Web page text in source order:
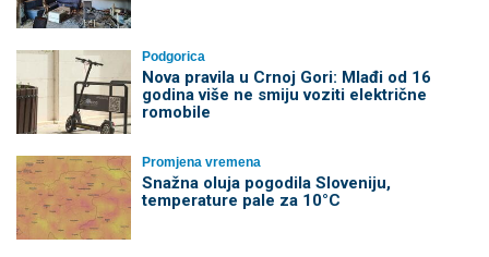
Podgorica
Nova pravila u Crnoj Gori: Mlađi od 16
godina više ne smiju voziti električne
romobile
Promjena vremena
Snažna oluja pogodila Sloveniju,
temperature pale za 10°C